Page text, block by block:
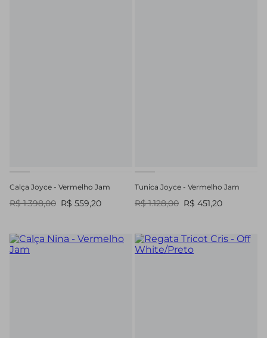
Calça Joyce - Vermelho Jam
R$ 1.398,00 R$ 559,20
Tunica Joyce - Vermelho Jam
R$ 1.128,00 R$ 451,20